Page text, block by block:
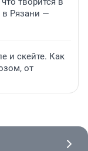
Рязани —
и скейте. Как
от